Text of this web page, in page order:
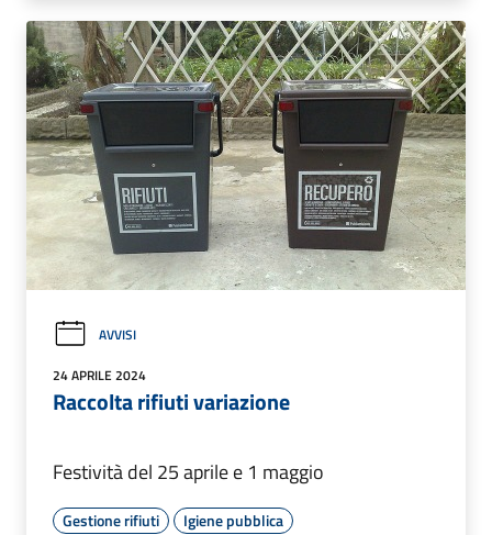
AVVISI
24 APRILE 2024
Raccolta rifiuti variazione
Festività del 25 aprile e 1 maggio
Gestione rifiuti Igiene pubblica